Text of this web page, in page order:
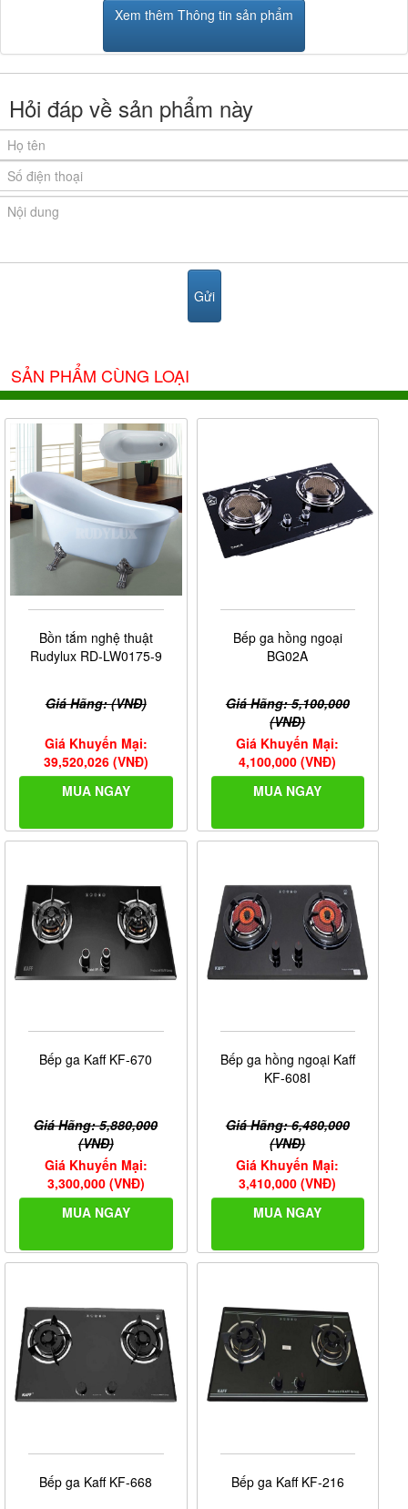
Xem thêm Thông tin sản phẩm
Hỏi đáp về sản phẩm này
SẢN PHẨM CÙNG LOẠI
Bồn tắm nghệ thuật
Rudylux RD-LW0175-9
Giá Hãng: (VNĐ)
Giá Khuyến Mại:
39,520,026 (VNĐ)
MUA NGAY
Bếp ga hồng ngoại
BG02A
Giá Hãng: 5,100,000
(VNĐ)
Giá Khuyến Mại:
4,100,000 (VNĐ)
MUA NGAY
Bếp ga Kaff KF-670
Giá Hãng: 5,880,000
(VNĐ)
Giá Khuyến Mại:
3,300,000 (VNĐ)
MUA NGAY
Bếp ga hồng ngoại Kaff
KF-608I
Giá Hãng: 6,480,000
(VNĐ)
Giá Khuyến Mại:
3,410,000 (VNĐ)
MUA NGAY
Bếp ga Kaff KF-668 Bếp ga Kaff KF-216